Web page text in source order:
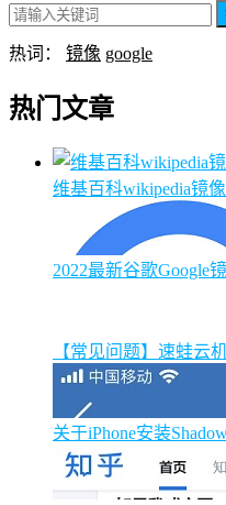
热词： 镜像 google
热门文章
维基百科wikipedia镜
2022最新谷歌Google
【常见问题】速蛙云
关于iPhone安装